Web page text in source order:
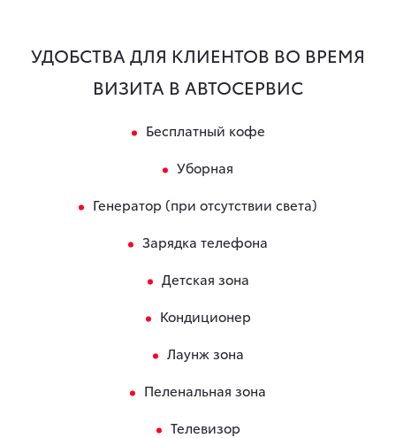
УДОБСТВА ДЛЯ КЛИЕНТОВ ВО ВРЕМЯ
ВИЗИТА В АВТОСЕРВИС
Бесплатный кофе
Уборная
Генератор (при отсутствии света)
Зарядка телефона
Детская зона
Кондиционер
Лаунж зона
Пеленальная зона
Телевизор